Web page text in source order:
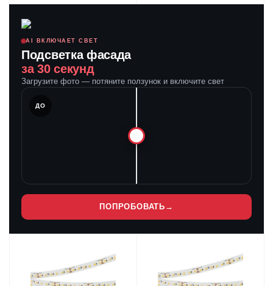
AI ВКЛЮЧАЕТ СВЕТ
Подсветка фасада
за 30 секунд
Загрузите фото — потяните ползунок и включите свет
ДО
ПОПРОБОВАТЬ →